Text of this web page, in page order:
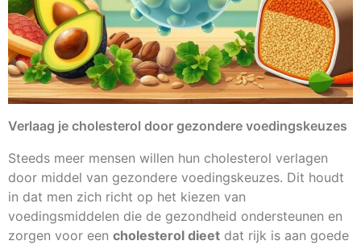
Verlaag je cholesterol door gezondere voedingskeuzes
Steeds meer mensen willen hun cholesterol verlagen
door middel van gezondere voedingskeuzes. Dit houdt
in dat men zich richt op het kiezen van
voedingsmiddelen die de gezondheid ondersteunen en
zorgen voor een cholesterol dieet dat rijk is aan goede